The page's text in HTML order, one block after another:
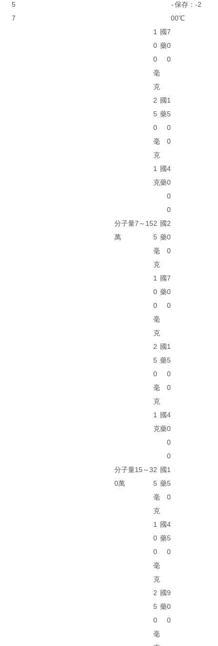
5
7
-
0
保存：-2
0℃
1
0
0
毫
克
國
藥
7
0
0
2
5
0
毫
克
國
藥
1
5
0
0
1
克
國
藥
4
0
0
0
分子量7～15
萬
2
5
毫
克
國
藥
2
0
0
1
0
0
毫
克
國
藥
7
0
0
2
5
0
毫
克
國
藥
1
5
0
0
1
克
國
藥
4
0
0
0
分子量15～3
0萬
2
5
毫
克
國
藥
1
5
0
1
0
0
毫
克
國
藥
4
5
0
2
5
0
毫
國
藥
9
0
0